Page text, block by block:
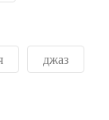
джаз